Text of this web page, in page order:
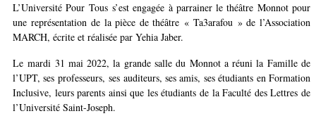
L’Université Pour Tous s’est engagée à parrainer le théâtre Monnot pour
une représentation de la pièce de théâtre « Ta3arafou » de l’Association
MARCH, écrite et réalisée par Yehia Jaber.
Le mardi 31 mai 2022, la grande salle du Monnot a réuni la Famille de
l’UPT, ses professeurs, ses auditeurs, ses amis, ses étudiants en Formation
Inclusive, leurs parents ainsi que les étudiants de la Faculté des Lettres de
l’Université Saint-Joseph.